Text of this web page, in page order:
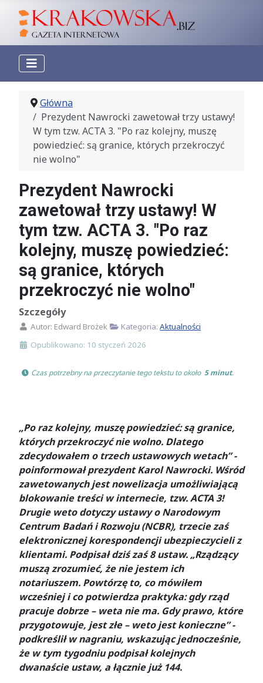
Główna
Prezydent Nawrocki zawetował trzy ustawy!
W tym tzw. ACTA 3. "Po raz kolejny, muszę
powiedzieć: są granice, których przekroczyć
nie wolno"
Prezydent Nawrocki
zawetował trzy ustawy! W
tym tzw. ACTA 3. "Po raz
kolejny, muszę powiedzieć:
są granice, których
przekroczyć nie wolno"
Szczegóły
Autor: Edward Brożek Kategoria:Aktualności
Opublikowano: 10 styczeń 2026
Czas potrzebny na przeczytanie tego tekstu to około 5 minut.
„Po raz kolejny, muszę powiedzieć: są granice,
których przekroczyć nie wolno. Dlatego
zdecydowałem o trzech ustawowych wetach” -
poinformował prezydent Karol Nawrocki. Wśród
zawetowanych jest nowelizacja umożliwiającą
blokowanie treści w internecie, tzw. ACTA 3!
Drugie weto dotyczy ustawy o Narodowym
Centrum Badań i Rozwoju (NCBR), trzecie zaś
elektronicznej korespondencji ubezpieczycieli z
klientami. Podpisał dziś zaś 8 ustaw. „Rządzący
muszą zrozumieć, że nie jestem ich
notariuszem. Powtórzę to, co mówiłem
wcześniej i co potwierdza praktyka: gdy rząd
pracuje dobrze – weta nie ma. Gdy prawo, które
przygotowuje, jest złe – weto jest konieczne” -
podkreślił w nagraniu, wskazując jednocześnie,
że w tym tygodniu podpisał kolejnych
dwanaście ustaw, a łącznie już 144.